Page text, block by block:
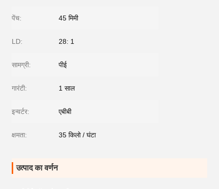
पेंच: 45 मिमी
LD: 28: 1
सामग्री: पीई
गारंटी: 1 साल
इन्वर्टर: एबीबी
क्षमता: 35 किलो / घंटा
उत्पाद का वर्णन